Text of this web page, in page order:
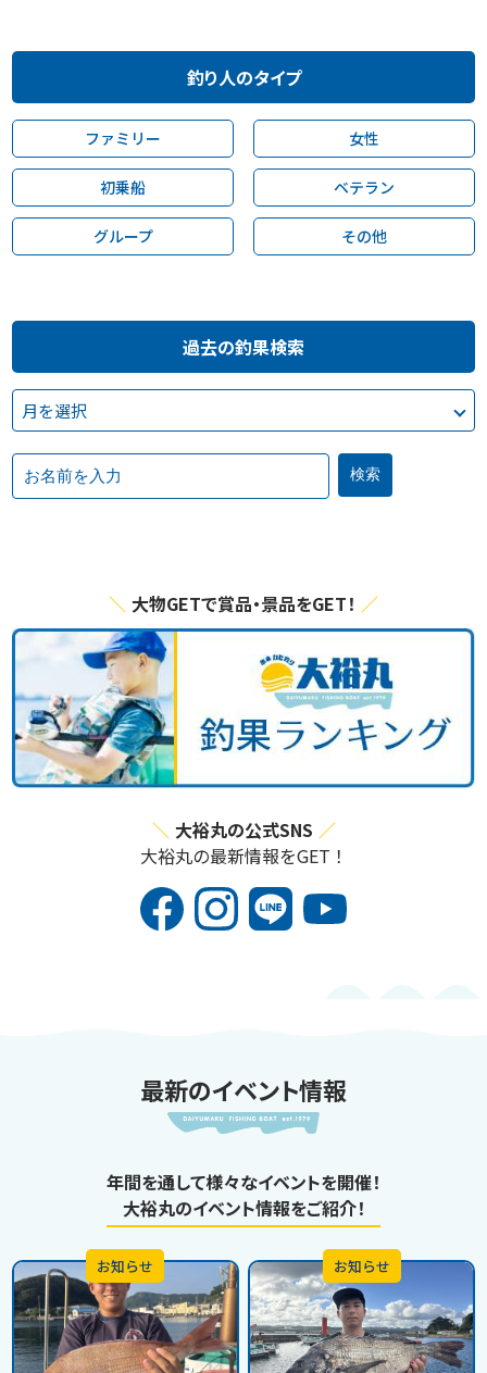
釣り人のタイプ
ファミリー 女性
初乗船 ベテラン
グループ その他
過去の釣果検索
大物GETで賞品・景品をGET！
大裕丸の公式SNS
大裕丸の最新情報をGET！
最新のイベント情報
年間を通して様々なイベントを開催！
大裕丸のイベント情報をご紹介！
お知らせ お知らせ